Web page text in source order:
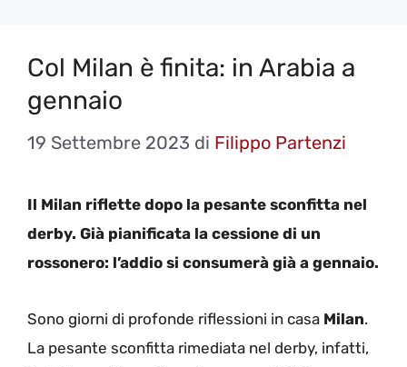
Col Milan è finita: in Arabia a
gennaio
19 Settembre 2023 di Filippo Partenzi
Il Milan riflette dopo la pesante sconfitta nel
derby. Già pianificata la cessione di un
rossonero: l’addio si consumerà già a gennaio.
Sono giorni di profonde riflessioni in casa Milan.
La pesante sconfitta rimediata nel derby, infatti,